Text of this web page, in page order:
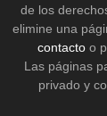
de los
elimine una
contactoo
Las páginas
privado y